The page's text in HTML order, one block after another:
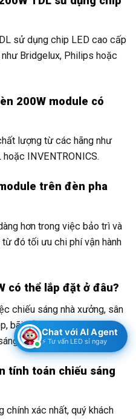
sử dụng chip LED cao cấp
Bridgelux, Philips hoặc
200W module có
lượng từ các hãng như
INVENTRONICS.
trên đèn pha
hơn trong việc bảo trì và
đó tối ưu chi phí vận hành
có thể lắp đặt ở đâu?
chiếu sáng nhà xưởng, sân
bãi đỗ xe, kho bãi và các
mạnh và ổn định.
tính toán chiếu sáng
chính xác nhất, quý khách
Chat với AI Agent
⚡ Tư vấn LED sỉ ngay